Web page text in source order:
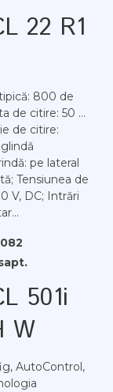
22 R1
800 de
de citire: 50 ...
de citire:
pe lateral
Tensiunea de
V, DC; Intrări
501i
W
AutoControl,